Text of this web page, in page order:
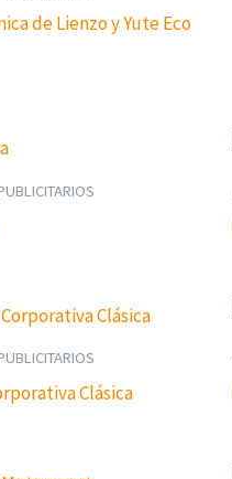
de Lienzo y Yute Eco
Clásica